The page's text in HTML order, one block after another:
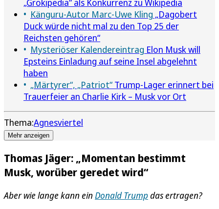
Känguru-Autor Marc-Uwe Kling „Dagobert
Duck würde nicht mal zu den Top 25 der
Reichsten gehören“
Mysteriöser Kalendereintrag Elon Musk will
Epsteins Einladung auf seine Insel abgelehnt
haben
„Märtyrer“, „Patriot“ Trump-Lager erinnert bei
Trauerfeier an Charlie Kirk – Musk vor Ort
Thema:Agnesviertel
Mehr anzeigen
Thomas Jäger: „Momentan bestimmt
Musk, worüber geredet wird“
Aber wie lange kann ein Donald Trumpdas ertragen?